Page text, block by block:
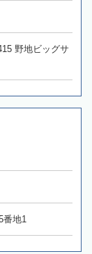
野地ビッグサ
番地1